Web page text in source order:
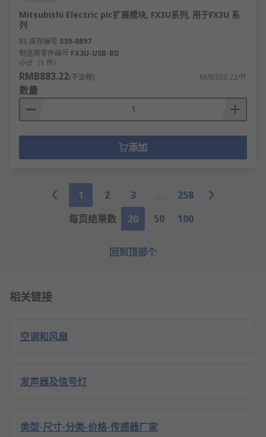
Mitsubishi Electric plc扩展模块, FX3U系列, 用于FX3U 系
列
RS 库存编号 539-0897
制造商零件编号 FX3U-USB-BD
小计（1 件）
RMB883.22(不含税) RMB883.22/件
数量
添加
1 2 3
258
每页结果数
20 50 100
回到顶部
相关链接
空调和风扇
发声器及信号灯
类型-尺寸-分类-价格-传感器厂家